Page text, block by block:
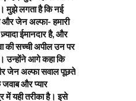
मुझे लगता है कि नई
और जेन अल्फा- हमारी
ईमानदार है, और
की सच्ची अपील उन पर
उन्होंने आगे कहा कि
जेन अल्फा सवाल पूछते
जवाब और प्यार
में यही तरीका है। इसे